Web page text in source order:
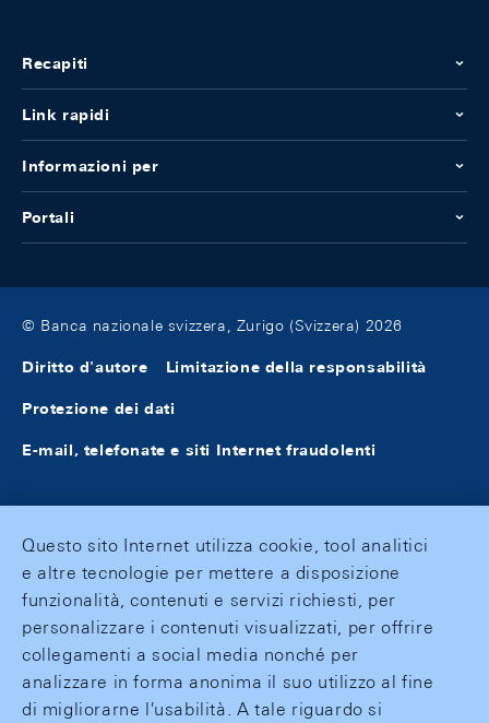
Recapiti
Link rapidi
Informazioni per
Portali
© Banca nazionale svizzera, Zurigo (Svizzera) 2026
Diritto d'autore Limitazione della responsabilità
Protezione dei dati
E-mail, telefonate e siti Internet fraudolenti
Questo sito Internet utilizza cookie, tool analitici
e altre tecnologie per mettere a disposizione
funzionalità, contenuti e servizi richiesti, per
personalizzare i contenuti visualizzati, per offrire
collegamenti a social media nonché per
analizzare in forma anonima il suo utilizzo al fine
di migliorarne l'usabilità. A tale riguardo si